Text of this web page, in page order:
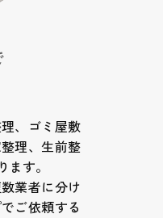
、ゴミ屋敷
理、生前整
す。
業者に分け
ご依頼する